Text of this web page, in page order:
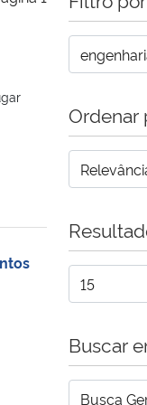
Ordenar
Buscar